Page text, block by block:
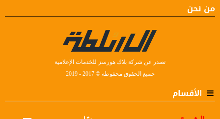
من نحن
تصدر عن شركة بلاك هورسز للخدمات الإعلامية
جميع الحقوق محفوظة © 2017 - 2019
الأقسام